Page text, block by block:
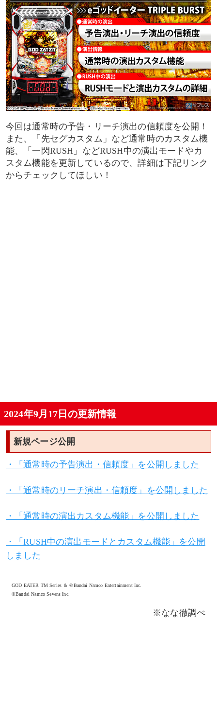
今回は通常時の予告・リーチ演出の信頼度を公開！
また、「先セグカスタム」など通常時のカスタム機
能、「一閃RUSH」などRUSH中の演出モードやカ
スタム機能を更新しているので、詳細は下記リンク
からチェックしてほしい！
2024年9月17日の更新情報
新規ページ公開
・「通常時の予告演出・信頼度」を公開しました
・「通常時のリーチ演出・信頼度」を公開しました
・「通常時の演出カスタム機能」を公開しました
・「RUSH中の演出モードとカスタム機能」を公開
しました
GOD EATER TM Series ＆ ©Bandai Namco Entertainment Inc.
©Bandai Namco Sevens Inc.
※なな徹調べ